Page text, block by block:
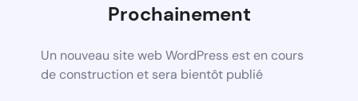
Prochainement
Un nouveau site web WordPress est en cours
de construction et sera bientôt publié